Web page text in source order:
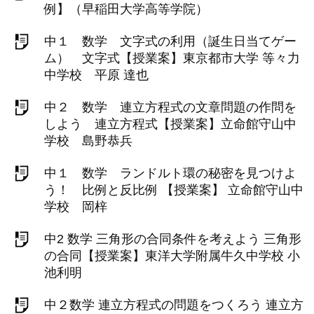
例】（早稲田大学高等学院）
中１ 数学 文字式の利用（誕生日当てゲー
ム） 文字式【授業案】東京都市大学 等々力
中学校 平原 達也
中２ 数学 連立方程式の文章問題の作問を
しよう 連立方程式【授業案】立命館守山中
学校 島野恭兵
中１ 数学 ランドルト環の秘密を見つけよ
う！ 比例と反比例 【授業案】 立命館守山中
学校 岡梓
中2 数学 三角形の合同条件を考えよう 三角形
の合同【授業案】東洋大学附属牛久中学校 小
池利明
中２数学 連立方程式の問題をつくろう 連立方